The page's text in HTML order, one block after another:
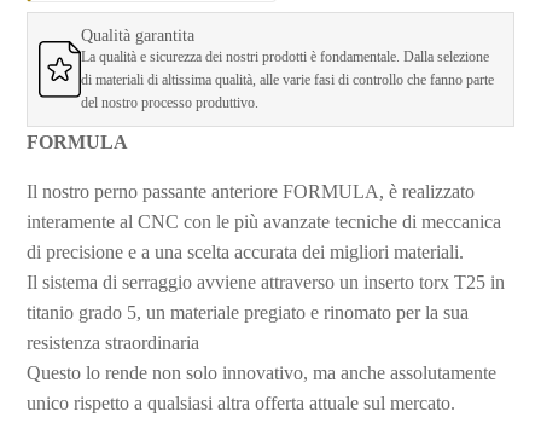
Qualità garantita
La qualità e sicurezza dei nostri prodotti è fondamentale. Dalla selezione
di materiali di altissima qualità, alle varie fasi di controllo che fanno parte
del nostro processo produttivo.
FORMULA
Il nostro perno passante anteriore FORMULA, è realizzato
interamente al CNC con le più avanzate tecniche di meccanica
di precisione e a una scelta accurata dei migliori materiali.
Il sistema di serraggio avviene attraverso un inserto torx T25 in
titanio grado 5, un materiale pregiato e rinomato per la sua
resistenza straordinaria
Questo lo rende non solo innovativo, ma anche assolutamente
unico rispetto a qualsiasi altra offerta attuale sul mercato.